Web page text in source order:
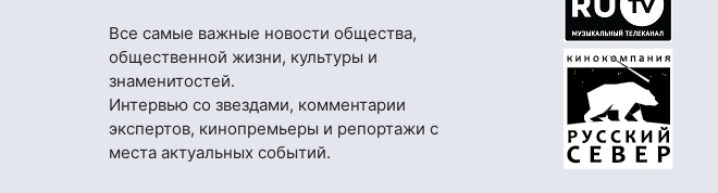
Все самые важные новости общества,
общественной жизни, культуры и
знаменитостей.
Интервью со звездами, комментарии
экспертов, кинопремьеры и репортажи с
места актуальных событий.